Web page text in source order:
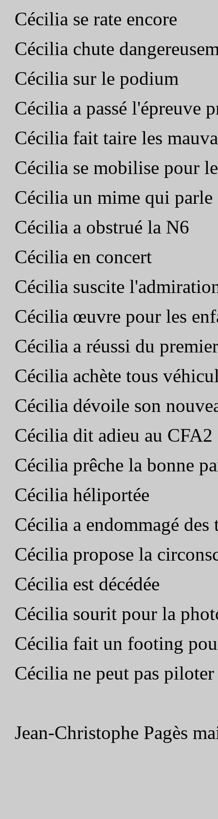
Cécilia se rate encore
Cécilia chute
Cécilia sur le podium
Cécilia a passé l'épreuve
Cécilia fait taire les
Cécilia se mobilise pour
Cécilia un mime qui parle
Cécilia a obstrué la N6
Cécilia en concert
Cécilia suscite
Cécilia œuvre pour les
Cécilia a réussi du
Cécilia achète tous
Cécilia dévoile son
Cécilia dit adieu au CFA2
Cécilia prêche la bonne
Cécilia héliportée
Cécilia a endommagé
Cécilia propose la
Cécilia est décédée
Cécilia sourit pour la
Cécilia fait un footing
Cécilia ne peut pas
Jean-Christophe Pagès